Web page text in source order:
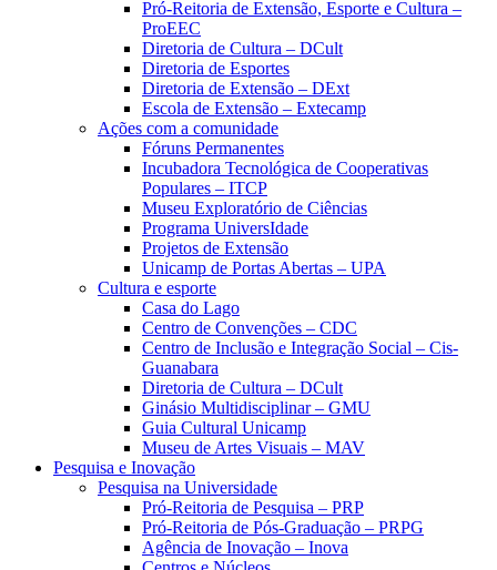
Pró-Reitoria de Extensão, Esporte e Cultura –
ProEEC
Diretoria de Cultura – DCult
Diretoria de Esportes
Diretoria de Extensão – DExt
Escola de Extensão – Extecamp
Ações com a comunidade
Fóruns Permanentes
Incubadora Tecnológica de Cooperativas
Populares – ITCP
Museu Exploratório de Ciências
Programa UniversIdade
Projetos de Extensão
Unicamp de Portas Abertas – UPA
Cultura e esporte
Casa do Lago
Centro de Convenções – CDC
Centro de Inclusão e Integração Social – Cis-
Guanabara
Diretoria de Cultura – DCult
Ginásio Multidisciplinar – GMU
Guia Cultural Unicamp
Museu de Artes Visuais – MAV
Pesquisa e Inovação
Pesquisa na Universidade
Pró-Reitoria de Pesquisa – PRP
Pró-Reitoria de Pós-Graduação – PRPG
Agência de Inovação – Inova